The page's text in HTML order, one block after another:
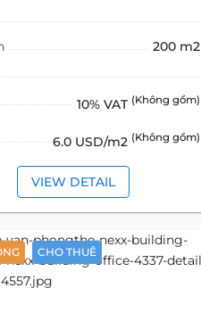
200 m2
10% VAT (Không gồm)
6.0 USD/m2 (Không gồm)
VIEW DETAIL
CHO THUÊ